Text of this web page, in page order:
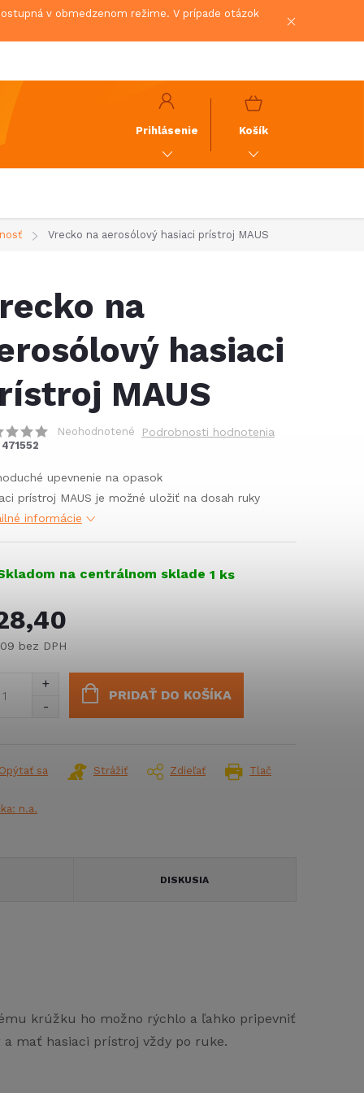
v obmedzenom režime. V prípade otázok
Prihlásenie
NÁKUPNÝ
Košík
Vrecko na aerosólový hasiaci prístroj MAUS
na
hasiaci
MAUS
Neohodnotené Podrobnosti hodnotenia
471552
upevnenie na opasok
prístroj MAUS je možné uložiť na dosah ruky
informácie
na centrálnom sklade 1 ks
bez DPH
PRIDAŤ DO KOŠÍKA
Tlač
Opýtať sa Strážiť Zdieľať
n.a.
DISKUSIA
krúžku ho možno rýchlo a ľahko pripevniť
a mať hasiaci prístroj vždy po ruke.